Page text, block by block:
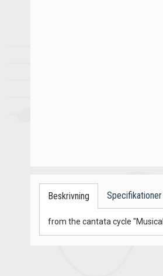
Beskrivning Specifikationer
from the cantata cycle